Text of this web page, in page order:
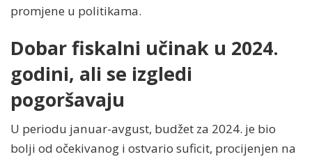
promjene u politikama.
Dobar fiskalni učinak u 2024.
godini, ali se izgledi
pogoršavaju
U periodu januar-avgust, budžet za 2024. je bio
bolji od očekivanog i ostvario suficit, procijenjen na